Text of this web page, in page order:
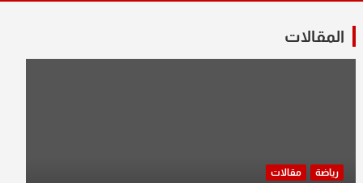
المقالات
رياضة مقالات